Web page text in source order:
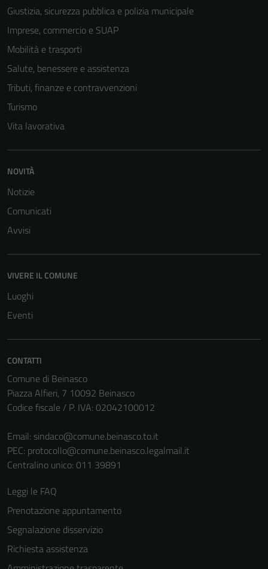
Giustizia, sicurezza pubblica e polizia municipale
Imprese, commercio e SUAP
Mobilità e trasporti
Salute, benessere e assistenza
Tributi, finanze e contravvenzioni
Turismo
Vita lavorativa
NOVITÀ
Notizie
Comunicati
Avvisi
VIVERE IL COMUNE
Luoghi
Eventi
CONTATTI
Comune di Beinasco
Piazza Alfieri, 7 10092 Beinasco
Codice fiscale / P. IVA: 02042100012
Email: sindaco@comune.beinasco.to.it
PEC: protocollo@comune.beinasco.legalmail.it
Centralino unico: 011 39891
Leggi le FAQ
Prenotazione appuntamento
Segnalazione disservizio
Richiesta assistenza
possono